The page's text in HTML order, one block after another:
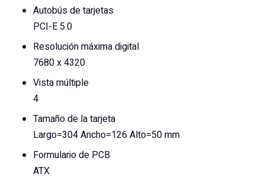
Autobús de tarjetas
PCI-E 5.0
Resolución máxima digital
7680 x 4320
Vista múltiple
4
Tamaño de la tarjeta
Largo=304 Ancho=126 Alto=50 mm
Formulario de PCB
ATX